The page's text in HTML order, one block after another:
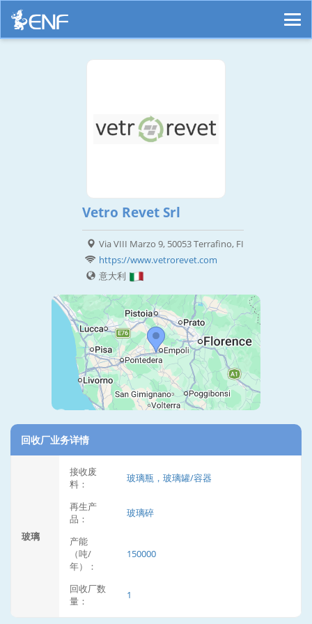
Vetro Revet Srl
Via VIII Marzo 9, 50053 Terrafino, FI
https://www.vetrorevet.com
意大利
回收厂业务详情
玻璃
接收废
料：
玻璃瓶，玻璃罐/容器
再生产
品：
玻璃碎
产能
（吨/
年）：
150000
回收厂数
量：
1